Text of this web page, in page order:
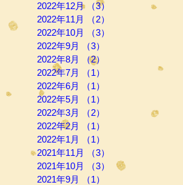
2022年12月
（3）
2022年11月
（2）
2022年10月
（3）
2022年9月
（3）
2022年8月
（2）
2022年7月
（1）
2022年6月
（1）
2022年5月
（1）
2022年3月
（2）
2022年2月
（1）
2022年1月
（1）
2021年11月
（3）
2021年10月
（3）
3件の記事
2021年9月
（1）